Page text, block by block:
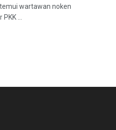
wartawan noken
...